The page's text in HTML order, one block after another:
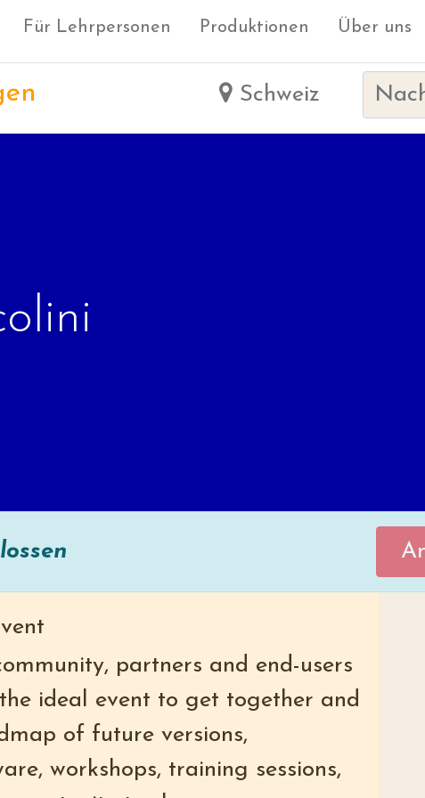
Für Lehrpersonen Produktionen Über uns
Schweiz
partners and end-users
ideal event to get together and
of future versions,
workshops, training sessions,